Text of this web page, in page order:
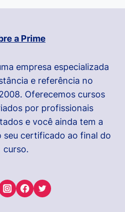
a Prime
empresa especializada
e referência no
Oferecemos cursos
por profissionais
e você ainda tem a
seu certificado ao final do
curso.